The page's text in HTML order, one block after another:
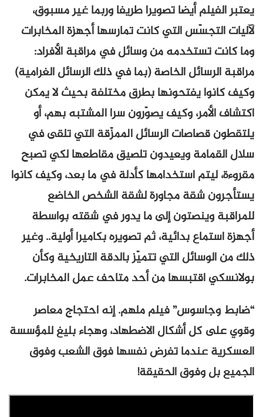
يعتبر الفيلم أيضا تصويرا طريفا وربما غير مسبوق،
لآليات التجسّس التي كانت تمارسها أجهزة المخابرات
وما كانت تستخدمه من وسائل في مراقبة الأفراد:
مراقبة الرسائل الخاصة (بما في ذلك الرسائل الغرامية)
وكيف كانوا يفتحونها بطرق مختلفة بحيث لا يمكن
اكتشاف الأمر، وكيف يصوّرون سرا المشتبه بهم، أو
يلتقطون قصاصات الرسائل الممزّقة التي تلقى في
سلال القمامة ويعيدون تلصيق مقاطعها لكي تصبح
مقروءة، ليتم استخدامها كأدلة في ما بعد، وكيف كانوا
يستأجرون شقة مجاورة لشقة الشخص الخاضع
للمراقبة وينصتون إلى ما يدور في شقته بواسطة
أجهزة استماع بدائية، ثم تصويره بكاميرا أولية.. وغير
ذلك من الوسائل التي تتميّز بالدقة التاريخية وكأن
بولانسكي اقتبسها من أحد متاحف عمل المخابرات.
“ضابط وجاسوس” فيلم ملهم. إنه احتجاج معاصر
وقوي على كل أشكال الاضطهاد، وهجاء بليغ للمؤسسة
العسكرية عندما تفرض نفسها فوق الشعب وفوق
الجميع بل وفوق الحقيقة!